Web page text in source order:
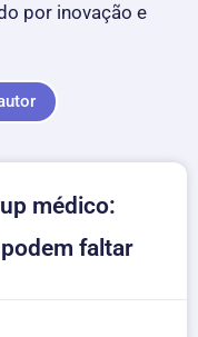
por inovação e
médico:
faltar